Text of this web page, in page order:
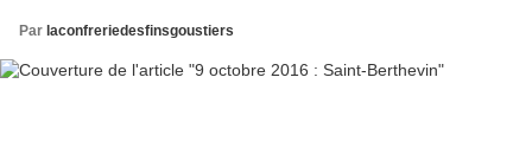
Par laconfreriedesfinsgoustiers